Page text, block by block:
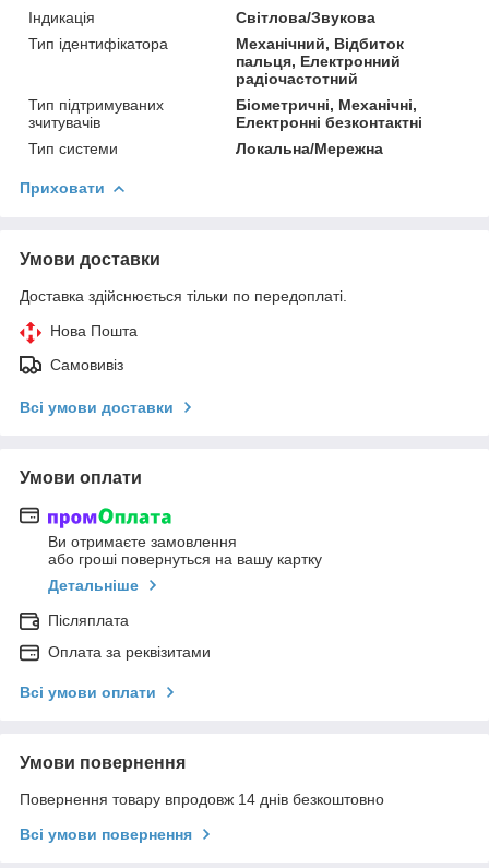
Індикація
Світлова/Звукова
Тип ідентифікатора
Механічний, Відбиток
пальця, Електронний
радіочастотний
Тип підтримуваних
зчитувачів
Біометричні, Механічні,
Електронні безконтактні
Тип системи
Локальна/Мережна
Приховати
Умови доставки
Доставка здійснюється тільки по передоплаті.
Нова Пошта
Самовивіз
Всі умови доставки
Умови оплати
Ви отримаєте замовлення
або гроші повернуться на вашу картку
Детальніше
Післяплата
Оплата за реквізитами
Всі умови оплати
Умови повернення
Повернення товару впродовж 14 днів безкоштовно
Всі умови повернення